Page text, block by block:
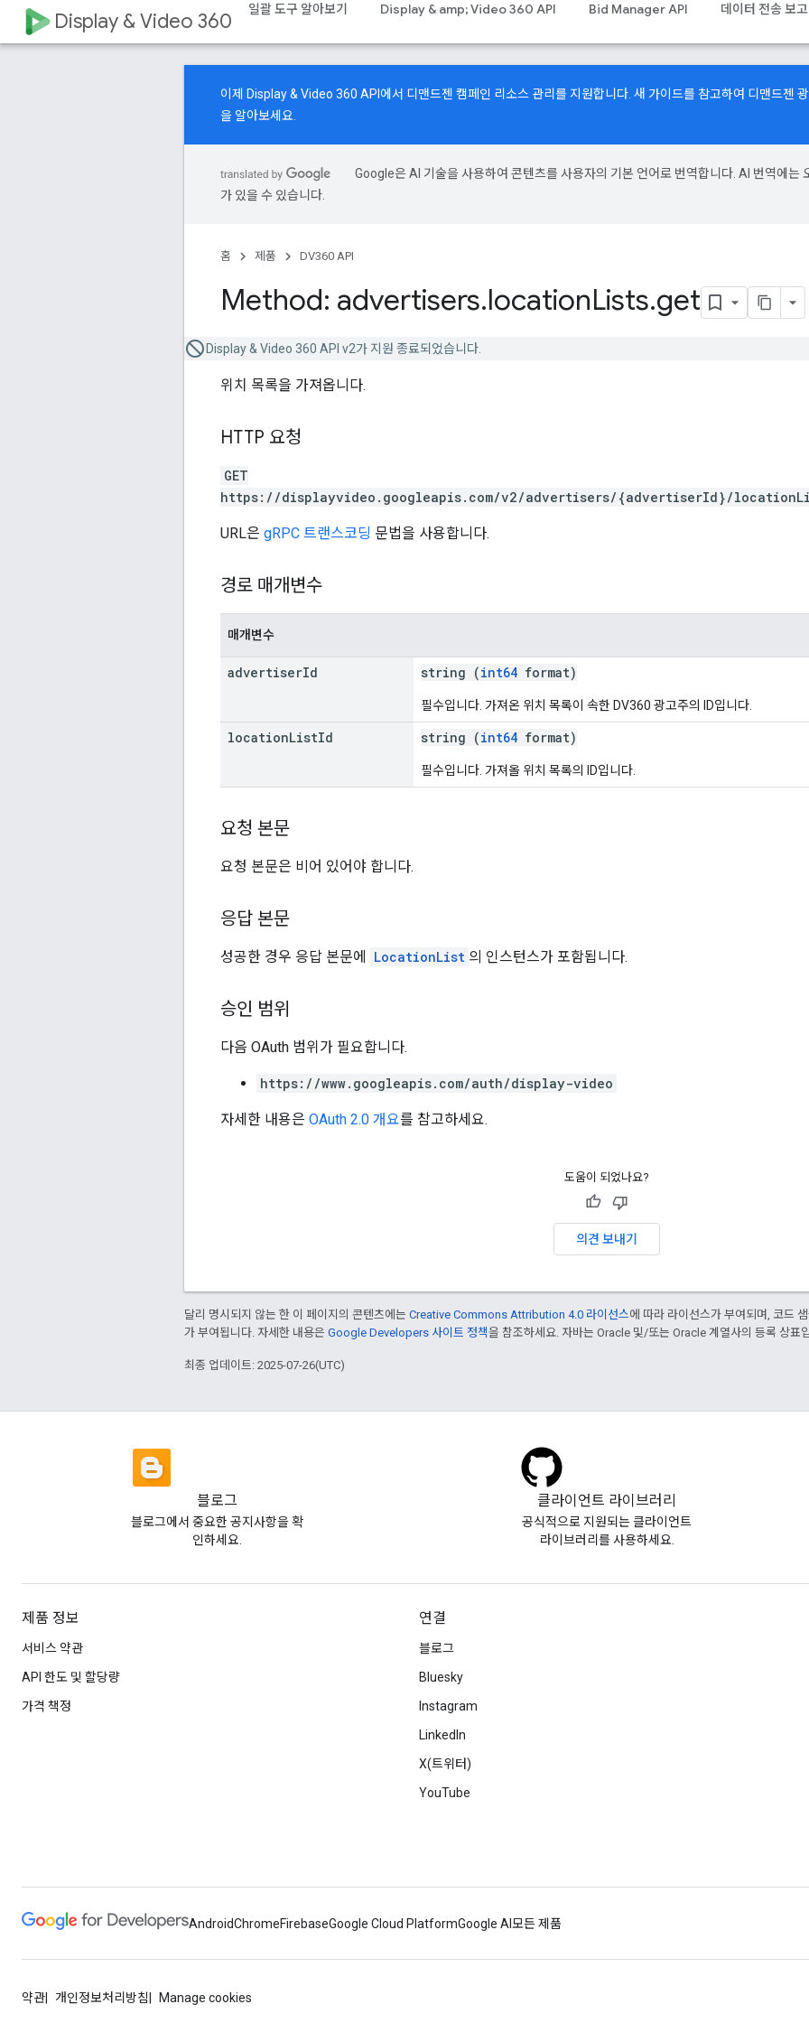
Display & Video 360 일괄 도구 알아보기 Display & amp; Video 360 API Bid Manager API 데이터 전송 보고
이제 Display & Video 360 API에서 디맨드젠 캠페인 리소스 관리를 지원합니다. 새 가이드를 참고하여 디맨드젠
을 알아보세요.
Google은 AI 기술을 사용하여 콘텐츠를 사용자의 기본 언어로 번역합니다. AI 번역에는
가 있을 수 있습니다.
홈 제품 DV360 API
Method: advertisers.locationLists.get
Display & Video 360 API v2가 지원 종료되었습니다.
위치 목록을 가져옵니다.
HTTP 요청
GET
https://displayvideo.googleapis.com/v2/advertisers/{advertiserId}/
URL은 gRPC 트랜스코딩 문법을 사용합니다.
경로 매개변수
매개변수
advertiserId string (int64 format)
필수입니다. 가져온 위치 목록이 속한 DV360 광고주의 ID입니다.
locationListId string (int64 format)
필수입니다. 가져올 위치 목록의 ID입니다.
요청 본문
요청 본문은 비어 있어야 합니다.
응답 본문
성공한 경우 응답 본문에 LocationList 의 인스턴스가 포함됩니다.
승인 범위
다음 OAuth 범위가 필요합니다.
https://www.googleapis.com/auth/display-video
자세한 내용은 OAuth 2.0 개요를 참고하세요.
도움이 되었나요?
의견 보내기
달리 명시되지 않는 한 이 페이지의 콘텐츠에는 Creative Commons Attribution 4.0 라이선스에 따라 라이선스가 부여되며, 코드
가 부여됩니다. 자세한 내용은 Google Developers 사이트 정책을 참조하세요. 자바는 Oracle 및/또는 Oracle 계열사의 등록 상표
최종 업데이트: 2025-07-26(UTC)
블로그
블로그에서 중요한 공지사항을 확
인하세요.
클라이언트 라이브러리
공식적으로 지원되는 클라이언트
라이브러리를 사용하세요.
제품 정보
서비스 약관
API 한도 및 할당량
가격 책정
연결
블로그
Bluesky
Instagram
LinkedIn
X(트위터)
YouTube
AndroidChromeFirebaseGoogle Cloud PlatformGoogle AI 모든 제품
약관 개인정보처리방침 Manage cookies